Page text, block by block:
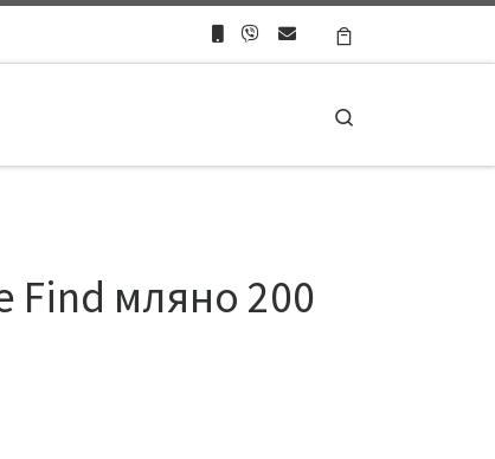
Find мляно 200